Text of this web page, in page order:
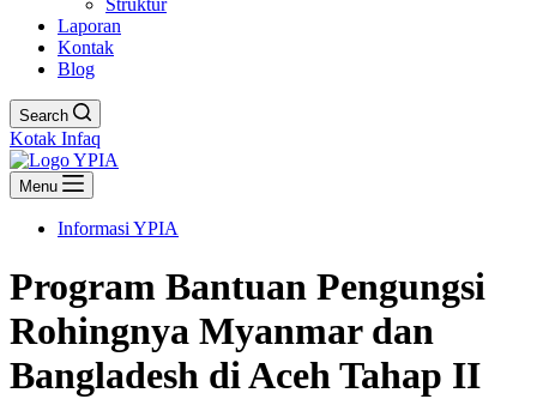
Struktur
Laporan
Kontak
Blog
Search
Kotak Infaq
Menu
Informasi YPIA
Program Bantuan Pengungsi
Rohingnya Myanmar dan
Bangladesh di Aceh Tahap II